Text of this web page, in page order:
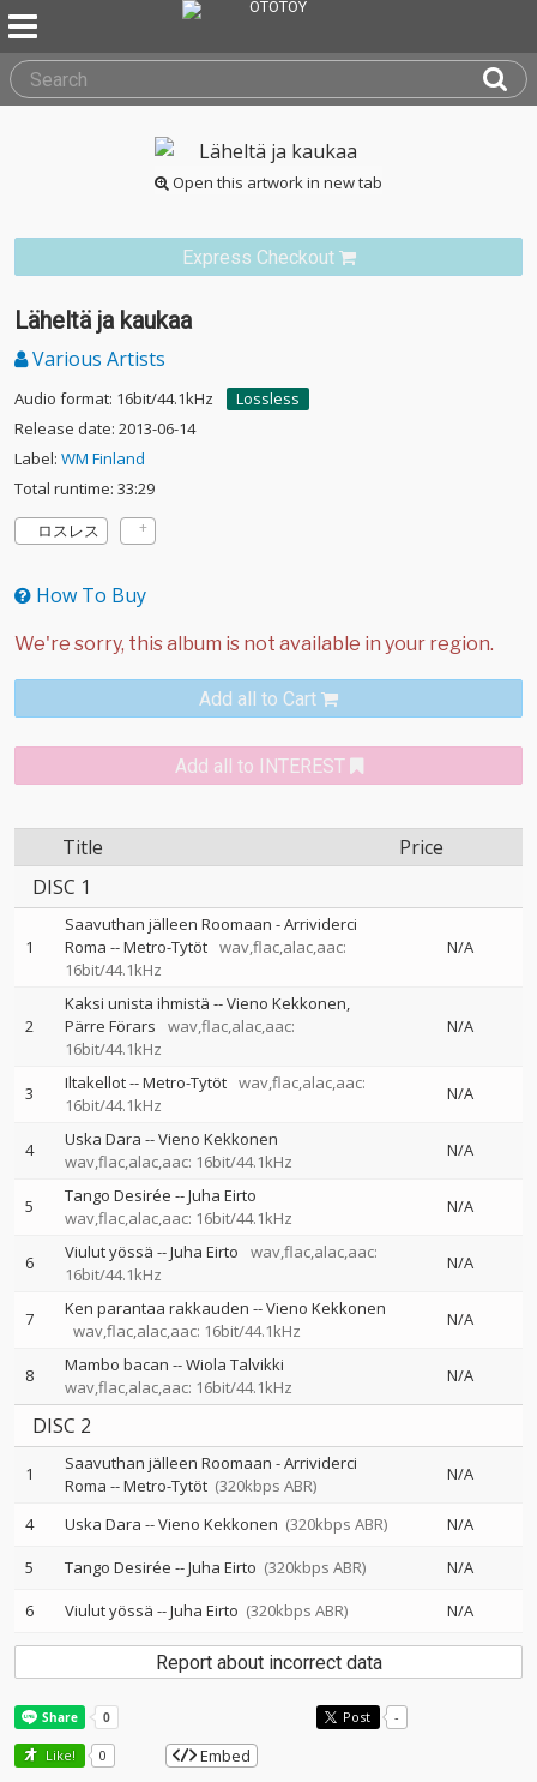
Open this artwork in new tab
Express Checkout
Läheltä ja kaukaa
Various Artists
Audio format: 16bit/44.1kHz
Lossless
Release date: 2013-06-14
Label: WM Finland
Total runtime: 33:29
ロスレス
How To Buy
Add all to Cart
Add all to INTEREST
Title
Price
DISC 1
1
Saavuthan jälleen Roomaan - Arrividerci
Roma --Metro-Tytöt wav,flac,alac,aac:
16bit/44.1kHz
N/A
2
Kaksi unista ihmistä --Vieno Kekkonen
Pärre Förars
wav,flac,alac,aac:
16bit/44.1kHz
N/A
3 Iltakellot--Metro-Tytöt wav,flac,alac,aac:
16bit/44.1kHz
N/A
4 Uska Dara --Vieno Kekkonen
wav,flac,alac,aac: 16bit/44.1kHz
N/A
5 Tango Desirée --Juha Eirto
wav,flac,alac,aac: 16bit/44.1kHz
N/A
6 Viulut yössä --Juha Eirto
wav,flac,alac,aac:
16bit/44.1kHz
N/A
7 Ken parantaa rakkauden --Vieno Kekkonen
wav,flac,alac,aac: 16bit/44.1kHz
N/A
8 Mambo bacan --Wiola Talvikki
wav,flac,alac,aac: 16bit/44.1kHz
N/A
DISC 2
1
Saavuthan jälleen Roomaan - Arrividerci
Roma --Metro-Tytöt (320kbps ABR)
N/A
4 Uska Dara --Vieno Kekkonen (320kbps ABR)
N/A
5
Tango Desirée --Juha Eirto (320kbps ABR)
N/A
6
Viulut yössä --Juha Eirto (320kbps ABR) N/A
Report about incorrect data
Post -
Like! 0 Embed